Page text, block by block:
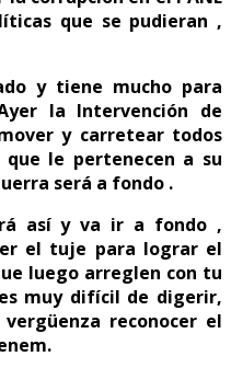
que se pudieran ,
y tiene mucho para
la Intervención de
y carretear todos
que le pertenecen a su
será a fondo .
así y va ir a fondo ,
el tuje para lograr el
luego arreglen con tu
muy difícil de digerir,
reconocer el